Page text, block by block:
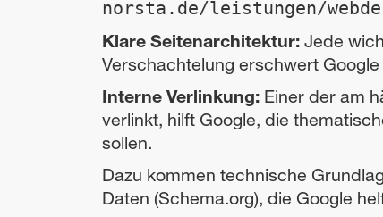
norsta.de/leistungen/
Klare Seitenarchitektur: Jede
Verschachtelung erschwert
Interne Verlinkung: Einer der am
verlinkt, hilft Google, die
sollen.
Dazu kommen technische
Daten (Schema.org), die Google